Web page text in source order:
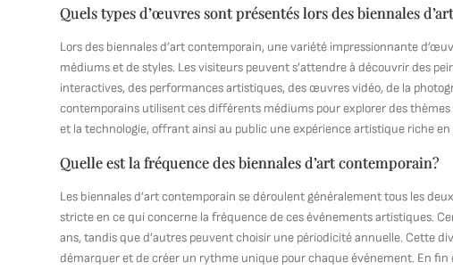
Quels types d’œuvres sont présentés lors des biennales
Lors des biennales d’art contemporain, une variété impressionnante
médiums et de styles. Les visiteurs peuvent s’attendre à découvrir des
interactives, des performances artistiques, des œuvres vidéo, de la
contemporains utilisent ces différents médiums pour explorer des
et la technologie, offrant ainsi au public une expérience artistique riche
Quelle est la fréquence des biennales d’art contemporain?
Les biennales d’art contemporain se déroulent généralement tous les
stricte en ce qui concerne la fréquence de ces événements artistiques.
ans, tandis que d’autres peuvent choisir une périodicité annuelle. Cette
démarquer et de créer un rythme unique pour chaque événement. En